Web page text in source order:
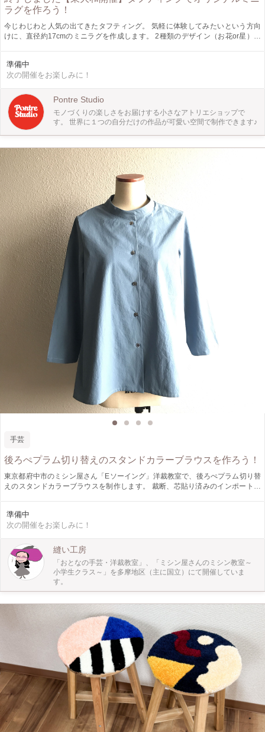
ラグを作ろう！
今じわじわと人気の出てきたタフティング。 気軽に体験してみたいという方向
けに、直径約17cmのミニラグを作成します。 2種類のデザイン（お花or星）・
可愛いミニラグを作ってみませんか♪ ＜タフティングとは＞ 布の上に数本の毛糸
を束ねた状態で縫い込み、模様を作る織物技法です。ラグやカーペットにオリジ
フティングガンの使用方法のレクチャーを受けた後に、ガンの練習→制作して頂
きます。（今回のワークショップでは難しい縁取りは講師の方で行います。）
作成後、後処理をこちらで行い、後日郵送（送料無料）にてお届け致します。
＜参加者に向けてのメッセージ＞ 初心者の方でもわかりやすいように、少人数
で開催致します。 お子様（小学生以上）は講師が補助に入らせて頂きます。
徐々に形になっていく度に、楽しさと感動を味わえるタフティング。 ぜひお友
達、ご家族をお誘いの上、お気軽にご参加ください♪ ※お子様ご参加の場合は申
込時備考欄にお子様の学年を記載お願い致します。 ＜場所＞ 東大和駅
BIGBOX内 ＜備考＞ ・1.4kgほどのタフティングガンを使用するため、制作する
際にある程度の力が必要になります。 ・参加条件は小学生以上 （小学生は講師
が一緒に機材を持っての作業になりますので、予めご了承ください） ・当教室
ではアクリル100％の毛糸を使用します。
準備中
次の開催をお楽しみに！
Pontre Studio
モノづくりの楽しさをお届けする小さなアトリエショップで
す。 世界に１つの自分だけの作品が可愛い空間で制作できます♪
手芸
後ろぺプラム切り替えのスタンドカラーブラウスを作ろう！
東京都府中市のミシン屋さん「Eソーイング」洋裁教室で、後ろぺプラム切り替
えのスタンドカラーブラウスを制作します。 裁断、芯貼り済みのインポートコ
準備中
次の開催をお楽しみに！
縫い工房
「おとなの手芸・洋裁教室」、「ミシン屋さんのミシン教室～
小学生クラス～」を多摩地区（主に国立）にて開催していま
す。